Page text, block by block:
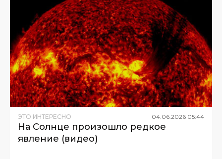
ЭТО ИНТЕРЕСНО 04.06.2026 05:44
На Солнце произошло редкое
явление (видео)